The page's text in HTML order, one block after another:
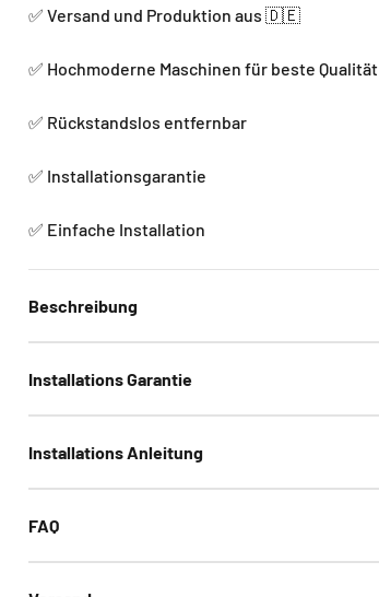
✅ Versand und Produktion aus 🇩🇪
✅ Hochmoderne Maschinen für beste Qualität
✅ Rückstandslos entfernbar
✅ Installationsgarantie
✅ Einfache Installation
Beschreibung
Installations Garantie
Installations Anleitung
FAQ